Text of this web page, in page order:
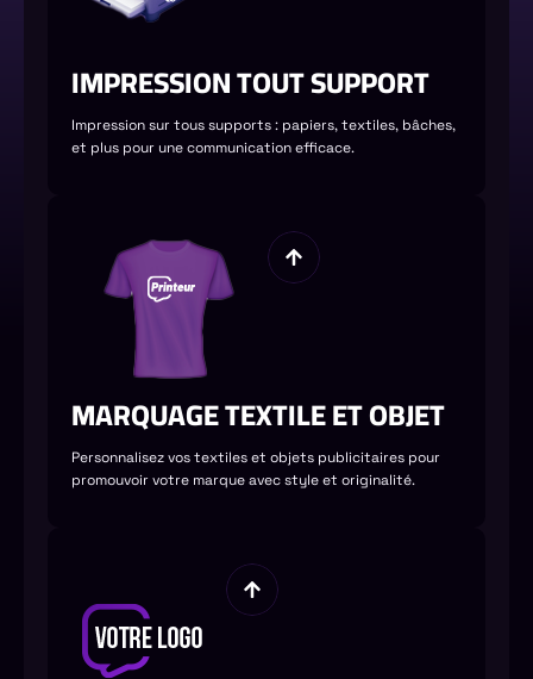
IMPRESSION TOUT SUPPORT
Impression sur tous supports : papiers, textiles, bâches,
et plus pour une communication efficace.
MARQUAGE TEXTILE ET OBJET
Personnalisez vos textiles et objets publicitaires pour
promouvoir votre marque avec style et originalité.